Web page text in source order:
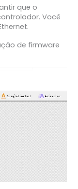
que o
Você
de firmware